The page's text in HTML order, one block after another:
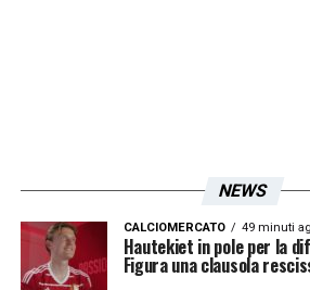
NEWS
CALCIOMERCATO 49 minuti
Hautekiet in pole per la
Figura una clausola